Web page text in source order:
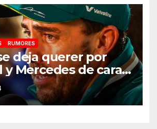
RUMORES
deja querer por
y Mercedes de cara a